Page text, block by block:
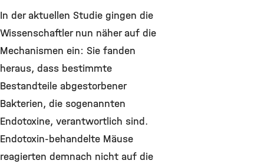
In der aktuellen Studie gingen die
Wissenschaftler nun näher auf die
Mechanismen ein: Sie fanden
heraus, dass bestimmte
Bestandteile abgestorbener
Bakterien, die sogenannten
Endotoxine, verantwortlich sind.
Endotoxin-behandelte Mäuse
reagierten demnach nicht auf die